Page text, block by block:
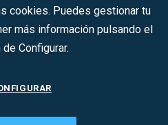
cookies. Puedes gestionar tu
más información pulsando el
de Configurar.